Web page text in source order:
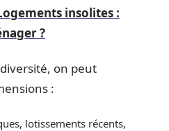
insolites :
?
on peut
:
lotissements récents,